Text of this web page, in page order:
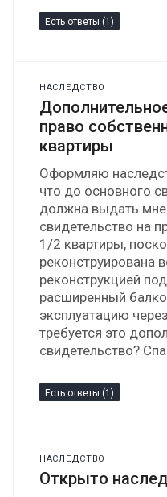
Есть ответы (1)
НАСЛЕДСТВО
право
квартиры
Оформляю
что до основного
должна выдать
свидетельство на
1/2 квартиры,
реконструирована
реконструкцией
расширенный
эксплуатацию
требуется это
свидетельство?
Есть ответы (1)
НАСЛЕДСТВО
Открыто